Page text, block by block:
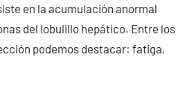
en la acumulación anormal
del lobulillo hepático. Entre los
podemos destacar: fatiga,